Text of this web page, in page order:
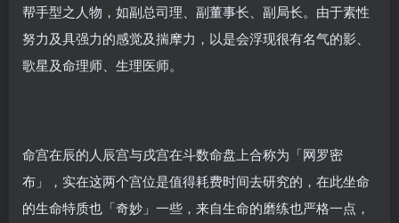
帮手型之人物，如副总司理、副董事长、副局长。由于素性
努力及具强力的感觉及揣摩力，以是会浮现很有名气的影、
歌星及命理师、生理医师。
命宫在辰的人辰宫与戌宫在斗数命盘上合称为「网罗密
布」，实在这两个宫位是值得耗费时间去研究的，在此坐命
的生命特质也「奇妙」一些，来自生命的磨练也严格一点，